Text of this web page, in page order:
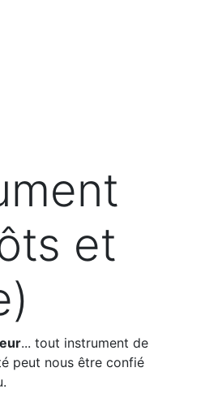
et
... tout instrument de
peut nous être confié